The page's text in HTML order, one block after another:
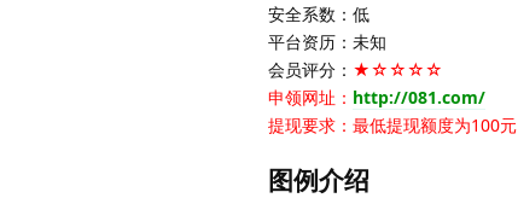
安全系数：低
平台资历：未知
会员评分： ★☆☆☆☆
申领网址： http://081.com/
提现要求：最低提现额度为100元
图例介绍